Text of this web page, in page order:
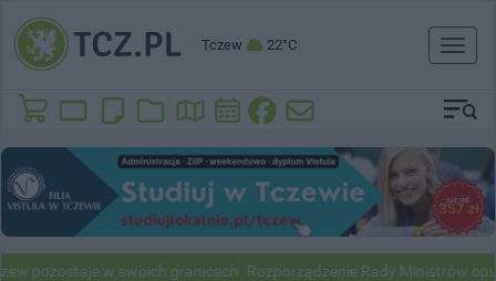
Tczew 22°C
Toggle
pozostaje w swoich granicach. Rozporządzenie Rady Ministrów